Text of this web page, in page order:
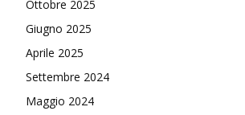
Ottobre 2025
Giugno 2025
Aprile 2025
Settembre 2024
Maggio 2024